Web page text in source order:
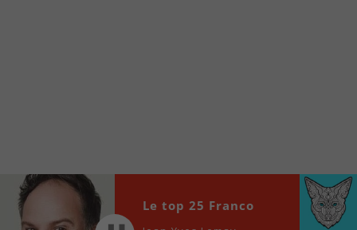
locale vous sont maintenant accessibles en un clic!
Audio
Player
00:00
Le top 25 Franco